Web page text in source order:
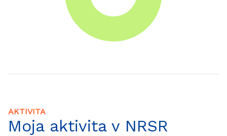
AKTIVITA
Moja aktivita v NRSR